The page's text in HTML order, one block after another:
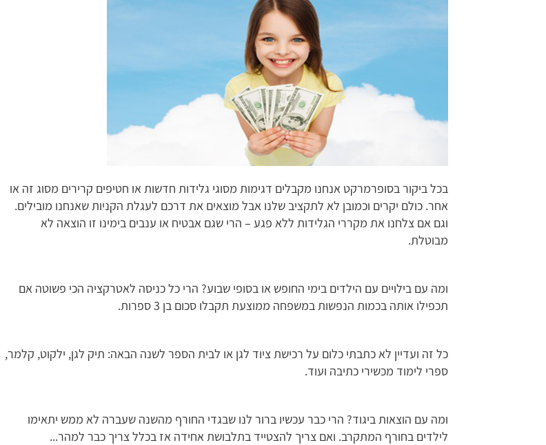
בכל ביקור בסופרמרקט אנחנו מקבלים דגימות מסוגי גלידות חדשות או חטיפים קרירים מסוג זה או
אחר. כולם יקרים וכמובן לא לתקציב שלנו אבל מוצאים את דרכם לעגלת הקניות שאנחנו מובילים.
וגם אם צלחנו את מקררי הגלידות ללא פגע – הרי שגם אבטיח או ענבים בימינו זו הוצאה לא
מבוטלת.
ומה עם בילויים עם הילדים בימי החופש או בסופי שבוע? הרי כל כניסה לאטרקציה הכי פשוטה אם
תכפילו אותה בכמות הנפשות במשפחה ממוצעת תקבלו סכום בן 3 ספרות.
כל זה ועדיין לא כתבתי כלום על רכישת ציוד לגן או לבית הספר לשנה הבאה: תיק לגן, ילקוט, קלמר,
ספרי לימוד מכשירי כתיבה ועוד.
ומה עם הוצאות ביגוד? הרי כבר עכשיו ברור לנו שבגדי החורף מהשנה שעברה לא ממש יתאימו
לילדים בחורף המתקרב. ואם צריך להצטייד בתלבושת אחידה אז בכלל צריך כבר למהר...